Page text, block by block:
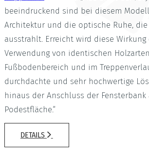
beeindruckend sind bei diesem
Architektur und die optische Ruhe, die
ausstrahlt. Erreicht wird diese
Verwendung von identischen
Fußbodenbereich und im
durchdachte und sehr hochwertige
hinaus der Anschluss der Fensterbank
Podestfläche.“
DETAILS